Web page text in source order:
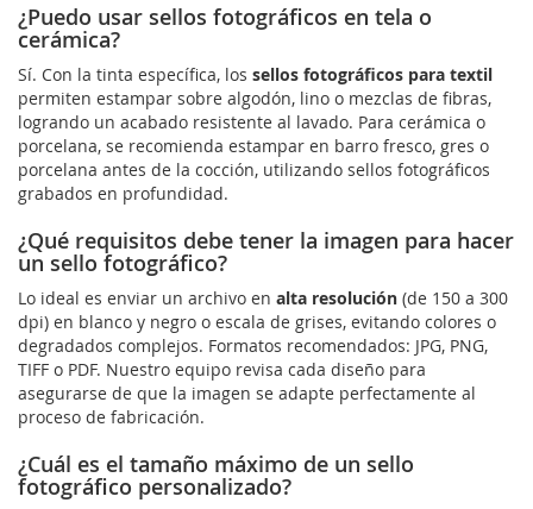
¿Puedo usar sellos fotográficos en tela o
cerámica?
Sí. Con la tinta específica, los sellos fotográficos para textil
permiten estampar sobre algodón, lino o mezclas de fibras,
logrando un acabado resistente al lavado. Para cerámica o
porcelana, se recomienda estampar en barro fresco, gres o
porcelana antes de la cocción, utilizando sellos fotográficos
grabados en profundidad.
¿Qué requisitos debe tener la imagen para hacer
un sello fotográfico?
Lo ideal es enviar un archivo en alta resolución (de 150 a 300
dpi) en blanco y negro o escala de grises, evitando colores o
degradados complejos. Formatos recomendados: JPG, PNG,
TIFF o PDF. Nuestro equipo revisa cada diseño para
asegurarse de que la imagen se adapte perfectamente al
proceso de fabricación.
¿Cuál es el tamaño máximo de un sello
fotográfico personalizado?